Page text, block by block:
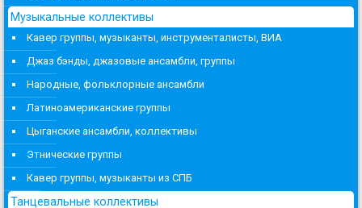
Музыкальные коллективы
Кавер группы, музыканты, инструменталисты, ВИА
Джаз бэнды, джазовые ансамбли, группы
Народные, фольклорные ансамбли
Латиноамериканские группы
Цыганские ансамбли, коллективы
Этнические группы
Кавер группы, музыканты из СПБ
Танцевальные коллективы